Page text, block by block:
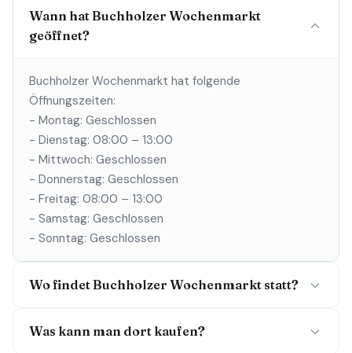
Wann hat Buchholzer Wochenmarkt
geöffnet?
Buchholzer Wochenmarkt hat folgende
Öffnungszeiten:
- Montag: Geschlossen
- Dienstag: 08:00 – 13:00
- Mittwoch: Geschlossen
- Donnerstag: Geschlossen
- Freitag: 08:00 – 13:00
- Samstag: Geschlossen
- Sonntag: Geschlossen
Wo findet Buchholzer Wochenmarkt statt?
Was kann man dort kaufen?